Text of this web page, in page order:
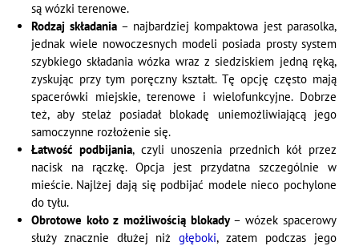
są wózki terenowe.
Rodzaj składania– najbardziej kompaktowa jest parasolka,
jednak wiele nowoczesnych modeli posiada prosty system
szybkiego składania wózka wraz z siedziskiem jedną ręką,
zyskując przy tym poręczny kształt. Tę opcję często mają
spacerówki miejskie, terenowe i wielofunkcyjne. Dobrze
też, aby stelaż posiadał blokadę uniemożliwiającą jego
samoczynne rozłożenie się.
Łatwość podbijania, czyli unoszenia przednich kół przez
nacisk na rączkę. Opcja jest przydatna szczególnie w
mieście. Najlżej dają się podbijać modele nieco pochylone
do tyłu.
Obrotowe koło z możliwością blokady– wózek spacerowy
służy znacznie dłużej niż głęboki, zatem podczas jego